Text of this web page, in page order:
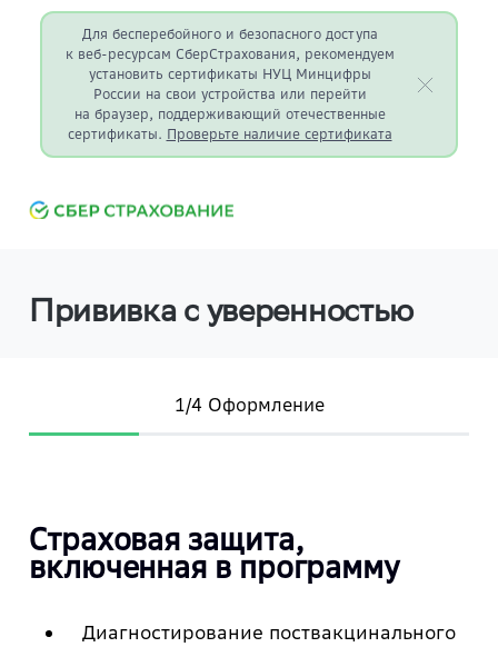
Для бесперебойного и безопасного доступа
к веб-ресурсам СберСтрахования, рекомендуем
установить сертификаты НУЦ Минцифры
России на свои устройства или перейти
на браузер, поддерживающий отечественные
сертификаты. Проверьте наличие сертификата
Прививка с уверенностью
1/4 Оформление
Страховая защита,
включенная в программу
Диагностирование поствакцинального